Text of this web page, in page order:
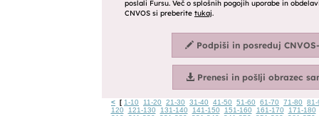
< [ 1-10 11-20 21-30 31-40 41-50 51-60 61-70 71-80
81-
120
121-130 131-140 141-150 151-160 161-170
171-180